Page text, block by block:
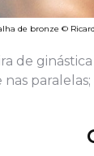
de bronze ©
de